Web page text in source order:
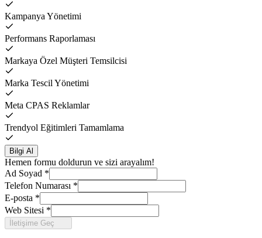
Kampanya Yönetimi
Performans Raporlaması
Markaya Özel Müşteri Temsilcisi
Marka Tescil Yönetimi
Meta CPAS Reklamlar
Trendyol Eğitimleri Tamamlama
Bilgi Al
Hemen formu doldurun ve sizi arayalım!
Ad Soyad *
Telefon Numarası *
E-posta *
Web Sitesi *
İletişime Geç